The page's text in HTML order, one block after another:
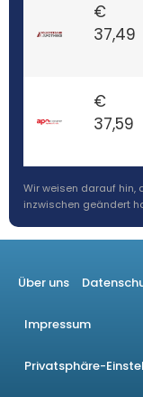
€
37,49
€
37,59
Wir weisen darauf hin,
inzwischen geändert
Über uns
Impressum
Privatsphäre-